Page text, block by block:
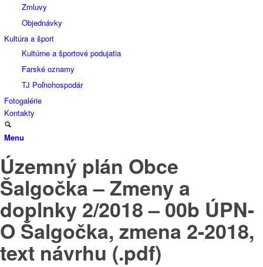
Zmluvy
Objednávky
Kultúra a šport
Kultúrne a športové podujatia
Farské oznamy
TJ Poľnohospodár
Fotogalérie
Kontakty
Menu
Územný plán Obce
Šalgočka – Zmeny a
doplnky 2/2018 – 00b ÚPN-
O Šalgočka, zmena 2-2018,
text návrhu (.pdf)